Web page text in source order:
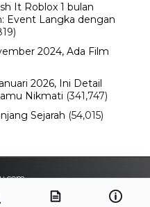
It Roblox 1 bulan
Event Langka dengan
2024, Ada Film
2026, Ini Detail
Nikmati (341,747)
Sejarah (54,015)
ROOM 31-34 Jl. Asia
RT.1/RW.3, Gelora,